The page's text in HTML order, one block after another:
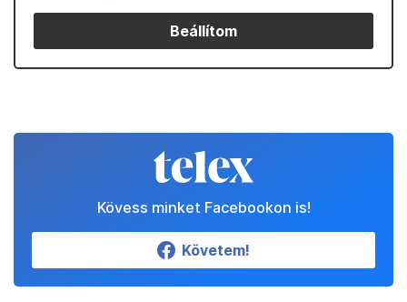
Beállítom
Kövess minket Facebookon is!
Követem!